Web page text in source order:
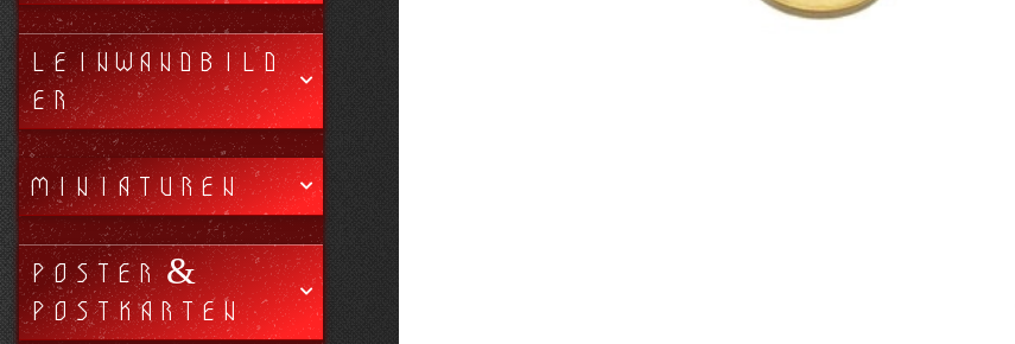
LEINWANDBILD
ER
MINIATUREN
POSTER &
POSTKARTEN